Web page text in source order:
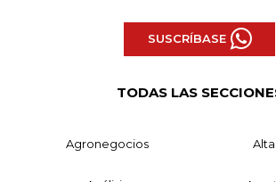
SUSCRÍBASE
TODAS LAS
Agronegocios